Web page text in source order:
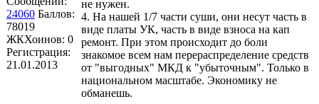
24060 Баллов:
78019
ЖКХоинов: 0
Регистрация:
21.01.2013
не нужен.
4. На нашей 1/7 части суши, они несут часть в
виде платы УК, часть в виде взноса на кап
ремонт. При этом происходит до боли
знакомое всем нам перераспределение средств
от "выгодных" МКД к "убыточным". Только в
национальном масштабе. Экономику не
обманешь.